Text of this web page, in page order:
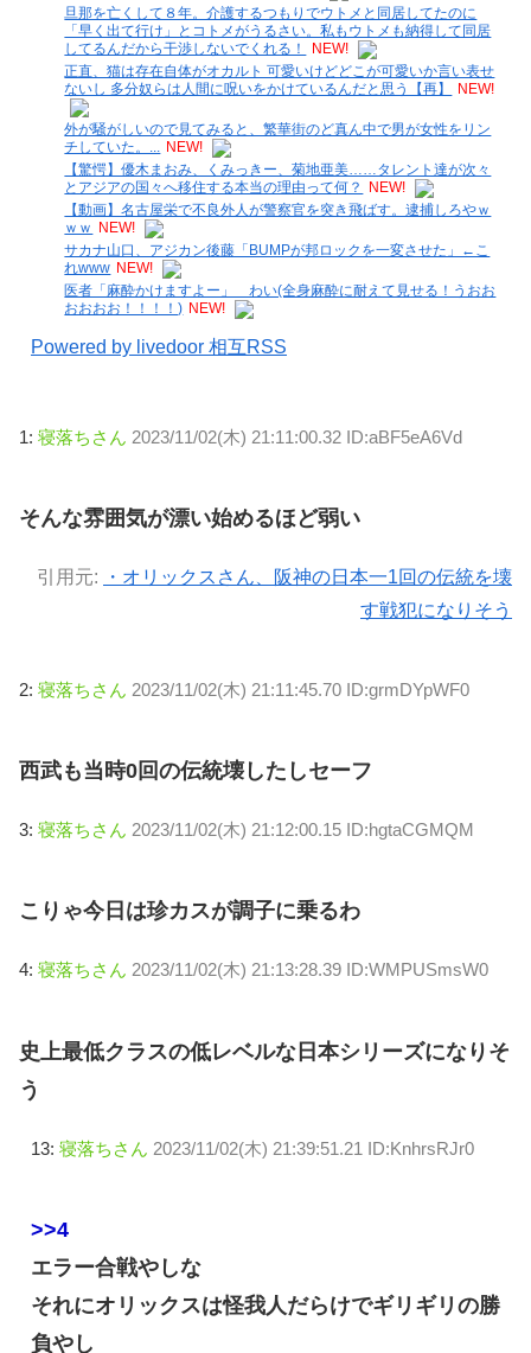
旦那を亡くして８年。介護するつもりでウトメと同居してたのに
「早く出て行け」とコトメがうるさい。私もウトメも納得して同居
してるんだから干渉しないでくれる！
NEW!
正直、猫は存在自体がオカルト 可愛いけどどこが可愛いか言い表せ
ないし 多分奴らは人間に呪いをかけているんだと思う【再】
NEW!
外が騒がしいので見てみると、繁華街のど真ん中で男が女性をリン
チしていた。...
NEW!
【驚愕】優木まおみ、くみっきー、菊地亜美……タレント達が次々
とアジアの国々へ移住する本当の理由って何？
NEW!
【動画】名古屋栄で不良外人が警察官を突き飛ばす。逮捕しろやｗ
ｗｗ NEW!
サカナ山口、アジカン後藤「BUMPが邦ロックを一変させた」←こ
れwww NEW!
医者「麻酔かけますよー」 わい(全身麻酔に耐えて見せる！うおお
おおおお！！！！) NEW!
Powered by livedoor 相互RSS
1: 寝落ちさん 2023/11/02(木) 21:11:00.32 ID:aBF5eA6Vd
そんな雰囲気が漂い始めるほど弱い
引用元:
・オリックスさん、阪神の日本一1回の伝統を壊
す戦犯になりそう
2: 寝落ちさん 2023/11/02(木) 21:11:45.70 ID:grmDYpWF0
西武も当時0回の伝統壊したしセーフ
3: 寝落ちさん 2023/11/02(木) 21:12:00.15 ID:hgtaCGMQM
こりゃ今日は珍カスが調子に乗るわ
4: 寝落ちさん 2023/11/02(木) 21:13:28.39 ID:WMPUSmsW0
史上最低クラスの低レベルな日本シリーズになりそ
う
13: 寝落ちさん 2023/11/02(木) 21:39:51.21 ID:KnhrsRJr0
>>4
エラー合戦やしな
それにオリックスは怪我人だらけでギリギリの勝
負やし